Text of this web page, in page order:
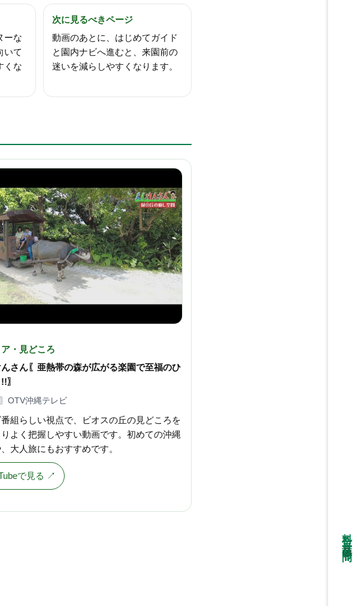
料金・営業時間
ーな
いて
くな
次に見るべきページ
動画のあとに、はじめてガイド
と園内ナビへ進むと、来園前の
迷いを減らしやすくなります。
ア・見どころ
んさん〖亜熱帯の森が広がる楽園で至福のひ
〗
OTV沖縄テレビ
組らしい視点で、ビオスの丘の見どころを
りよく把握しやすい動画です。初めての沖縄
大人旅にもおすすめです。
で見る ↗